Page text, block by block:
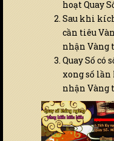
hoạt Quay
Sau khi
cần tiêu
nhận Vàng
Quay Số có
xong số lần
nhận Vàng